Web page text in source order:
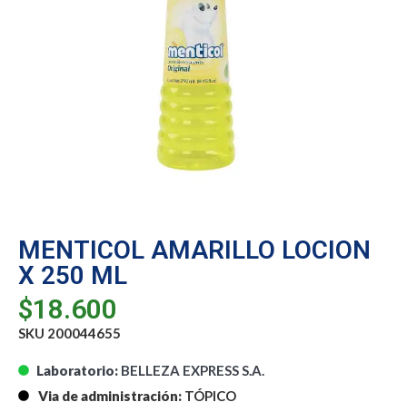
MENTICOL AMARILLO LOCION
X 250 ML
$18.600
SKU 200044655
Laboratorio: BELLEZA EXPRESS S.A.
Via de administración: TÓPICO